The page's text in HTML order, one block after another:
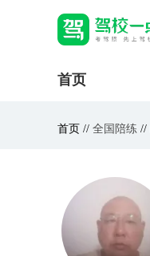
首页
首页 // 全国陪练 //